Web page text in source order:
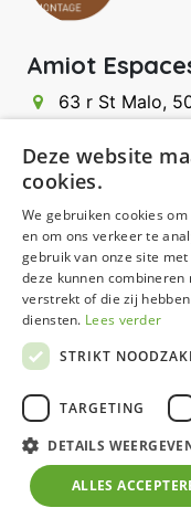
Amiot
63 r St Malo,‎
Deze website
cookies.
We gebruiken cookies
en om ons verkeer te
gebruik van onze site
deze kunnen
verstrekt of die zij
diensten. Lees verder
STRIKT
TARGETING
DETAILS
ALLES